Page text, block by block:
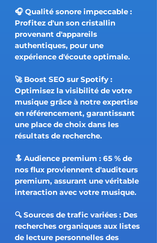
🎧 Qualité sonore impeccable :
Profitez d'un son cristallin
provenant d'appareils
authentiques, pour une
expérience d'écoute optimale.
🚀 Boost SEO sur Spotify :
Optimisez la visibilité de votre
musique grâce à notre expertise
en référencement, garantissant
une place de choix dans les
résultats de recherche.
🔝 Audience premium : 65 % de
nos flux proviennent d'auditeurs
premium, assurant une véritable
interaction avec votre musique.
🔍 Sources de trafic variées : Des
recherches organiques aux listes
de lecture personnelles des